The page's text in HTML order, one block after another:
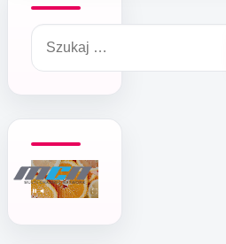
Szukaj: